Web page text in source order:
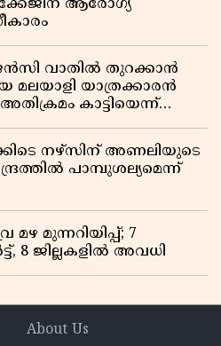
ആരോഗ്യ
വാതിൽ തുറക്കാൻ
മലയാളി യാത്രക്കാരൻ
കാട്ടിയെന്ന്
നഴ്സിന് അണലിയുടെ
പാമ്പുശല്യമെന്ന്
മുന്നറിയിപ്പ്; 7
8 ജില്ലകളിൽ അവധി
About Us